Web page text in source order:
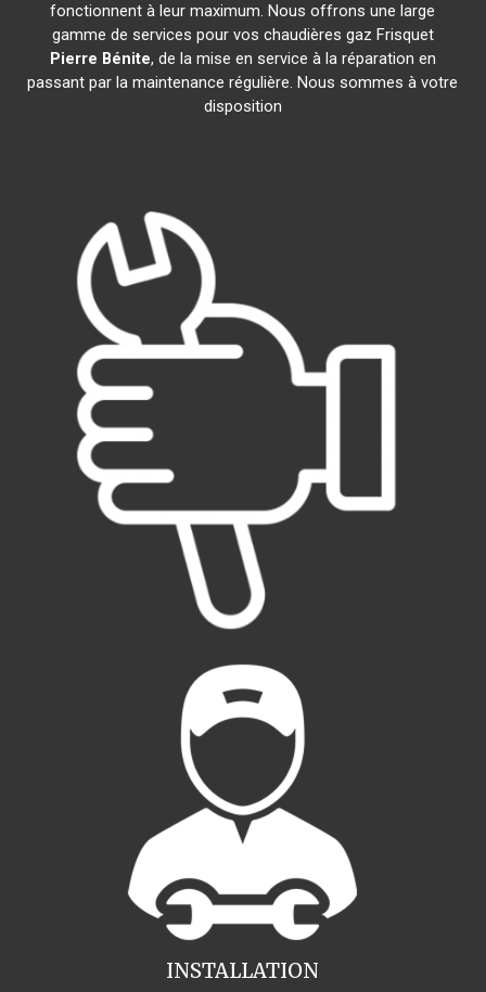
fonctionnent à leur maximum. Nous offrons une large
gamme de services pour vos chaudières gaz Frisquet
Pierre Bénite, de la mise en service à la réparation en
passant par la maintenance régulière. Nous sommes à votre
disposition
INSTALLATION